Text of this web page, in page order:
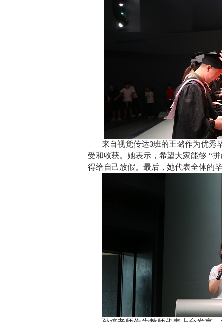
来自视觉传达3班的王璐作为优秀
受和收获。她表示，希望大家能够 “
得给自己放假。最后，她代表全体的